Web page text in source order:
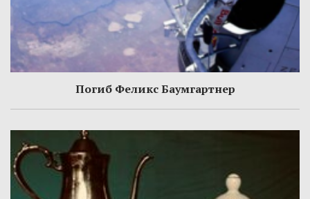
Погиб Феликс Баумгартнер